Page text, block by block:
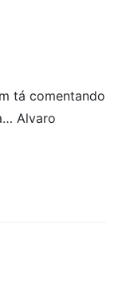
tá comentando
Alvaro